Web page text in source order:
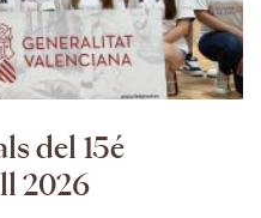
del 15é
2026